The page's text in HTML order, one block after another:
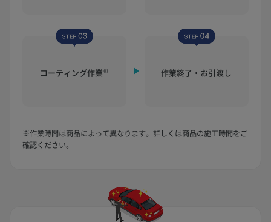
コーティング作業※ 作業終了・お引渡し
※作業時間は商品によって異なります。詳しくは商品の施工時間をご
確認ください。